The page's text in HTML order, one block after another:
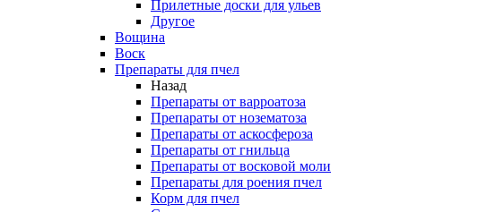
Прилетные доски для ульев
Другое
Вощина
Воск
Препараты для пчел
Назад
Препараты от варроатоза
Препараты от нозематоза
Препараты от аскосфероза
Препараты от гнильца
Препараты от восковой моли
Препараты для роения пчел
Корм для пчел